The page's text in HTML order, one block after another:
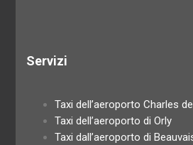
Servizi
Taxi dell’aeroporto Charles
Taxi dell’aeroporto di Orly
Taxi dall’aeroporto di